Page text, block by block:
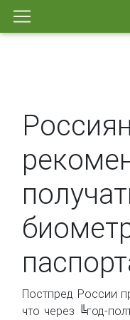
Постпред России
что через ╚год-